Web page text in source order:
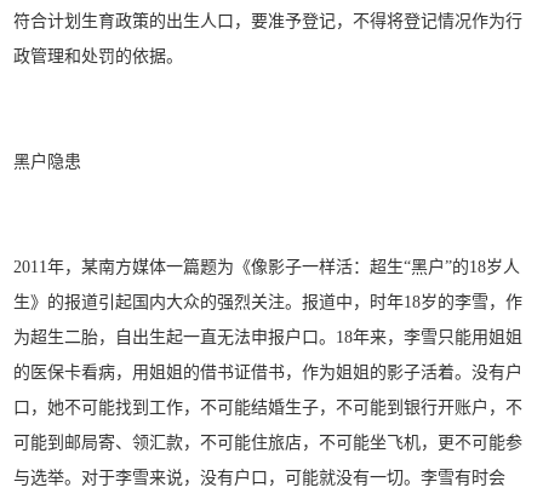
符合计划生育政策的出生人口，要准予登记，不得将登记情况作为行
政管理和处罚的依据。
黑户隐患
2011年，某南方媒体一篇题为《像影子一样活：超生“黑户”的18岁人
生》的报道引起国内大众的强烈关注。报道中，时年18岁的李雪，作
为超生二胎，自出生起一直无法申报户口。18年来，李雪只能用姐姐
的医保卡看病，用姐姐的借书证借书，作为姐姐的影子活着。没有户
口，她不可能找到工作，不可能结婚生子，不可能到银行开账户，不
可能到邮局寄、领汇款，不可能住旅店，不可能坐飞机，更不可能参
与选举。对于李雪来说，没有户口，可能就没有一切。李雪有时会